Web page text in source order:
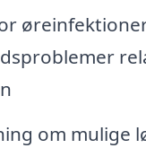
om mulige